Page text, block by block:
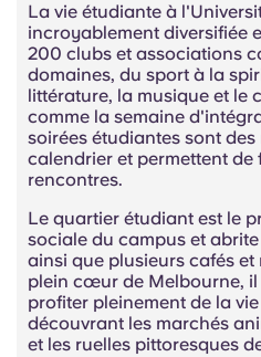
La vie étudiante à
incroyablement diversifiée
200 clubs et associations
domaines, du sport à la
littérature, la musique et le
comme la semaine
soirées étudiantes sont
calendrier et permettent de
rencontres.
Le quartier étudiant est le
sociale du campus et
ainsi que plusieurs cafés et
plein cœur de Melbourne, il
profiter pleinement de la
découvrant les marchés
et les ruelles pittoresques